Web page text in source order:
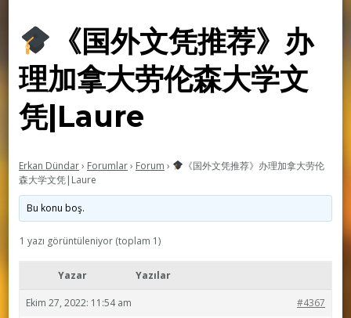
《国外文凭推荐》办
理加拿大劳伦森大学文
凭|Laure
Erkan Dündar› Forumlar› Forum ›
《国外文凭推荐》办理加拿大劳伦
森大学文凭|Laure
Bu konu boş.
1 yazı görüntüleniyor (toplam 1)
Yazar Yazılar
Ekim 27, 2022: 11:54 am #4367